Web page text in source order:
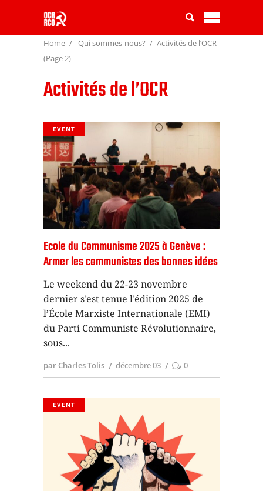
Home Qui sommes-nous?
Activités de l’OCR
(Page 2)
Activités de l’OCR
EVENT
Ecole du Communisme 2025 à Genève :
Armer les communistes des bonnes idées
Le weekend du 22-23 novembre
dernier s’est tenue l’édition 2025 de
l’École Marxiste Internationale (EMI)
du Parti Communiste Révolutionnaire,
sous
par Charles Tolis décembre 03 0
EVENT